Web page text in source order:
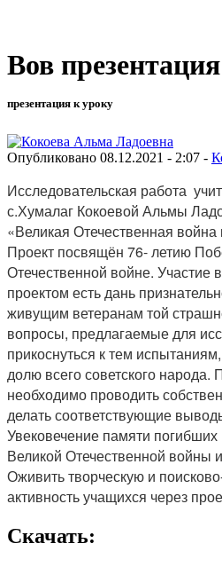
Вов презентация
презентация к уроку
Опубликовано 08.12.2021 - 2:07 -
Исследовательская работа
с.Хумалаг Кокоевой Альмы
«Великая Отечественная
Проект посвящён 76- летию
Отечественной войне. Участие
проектом есть дань
живущим ветеранам той
вопросы, предлагаемые для
прикоснуться к тем
долю всего советского народа.
необходимо проводить
делать соответствующие
Увековечение памяти
Великой Отечественной войны
Оживить творческую и
активность учащихся через
Скачать: